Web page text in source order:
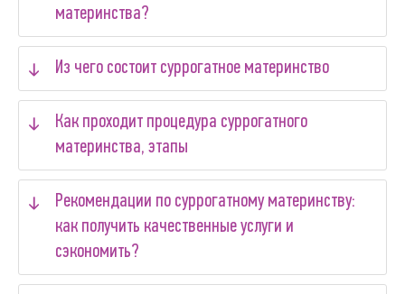
материнства?
Из чего состоит суррогатное материнство
Как проходит процедура суррогатного
материнства, этапы
Рекомендации по суррогатному материнству:
как получить качественные услуги и
сэкономить?